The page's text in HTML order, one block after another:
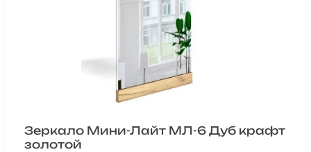
Зеркало Мини-Лайт МЛ-6 Дуб крафт
золотой